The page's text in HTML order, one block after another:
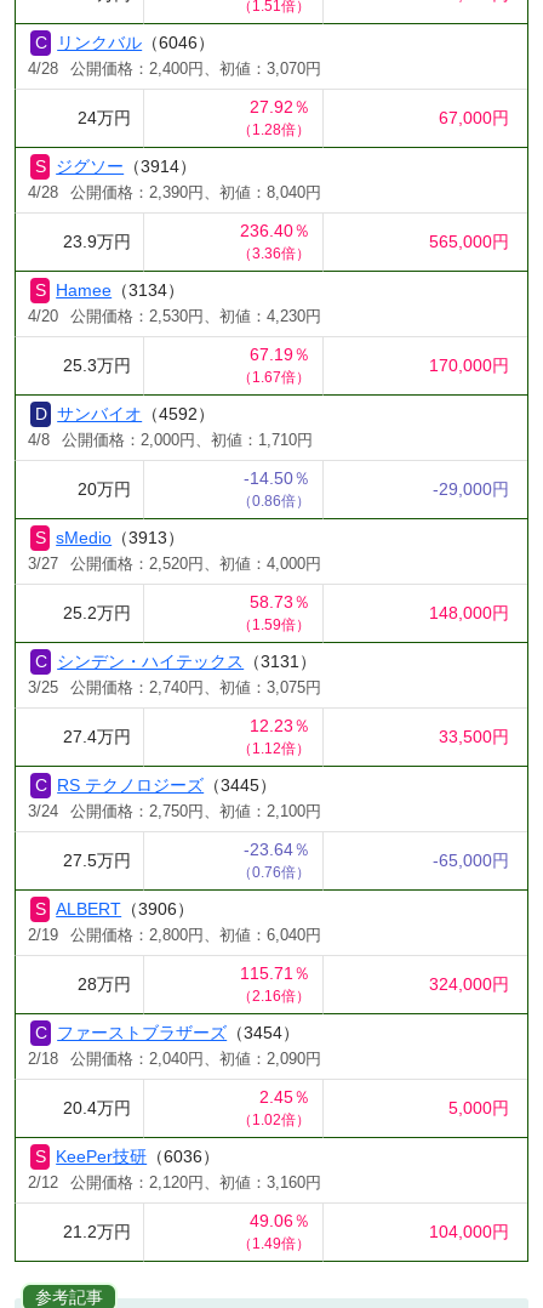
（1.51倍）
リンクバル （6046）
4/28 公開価格：2,400円、初値：3,070円
24万円
27.92％
（1.28倍）
67,000円
ジグソー （3914）
4/28 公開価格：2,390円、初値：8,040円
23.9万円
236.40％
（3.36倍）
565,000円
Hamee （3134）
4/20 公開価格：2,530円、初値：4,230円
25.3万円
67.19％
（1.67倍）
170,000円
サンバイオ （4592）
4/8 公開価格：2,000円、初値：1,710円
20万円
-14.50％
（0.86倍）
-29,000円
sMedio （3913）
3/27 公開価格：2,520円、初値：4,000円
25.2万円
58.73％
（1.59倍）
148,000円
シンデン・ハイテックス （3131）
3/25 公開価格：2,740円、初値：3,075円
27.4万円
12.23％
（1.12倍）
33,500円
RS テクノロジーズ （3445）
3/24 公開価格：2,750円、初値：2,100円
27.5万円
-23.64％
（0.76倍）
-65,000円
ALBERT （3906）
2/19 公開価格：2,800円、初値：6,040円
28万円
115.71％
（2.16倍）
324,000円
ファーストブラザーズ （3454）
2/18 公開価格：2,040円、初値：2,090円
20.4万円
2.45％
（1.02倍）
5,000円
KeePer技研 （6036）
2/12 公開価格：2,120円、初値：3,160円
21.2万円
49.06％
（1.49倍）
104,000円
参考記事